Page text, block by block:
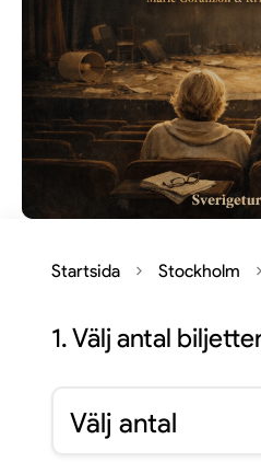
Startsida Stockholm
1.Välj antal
Välj antal